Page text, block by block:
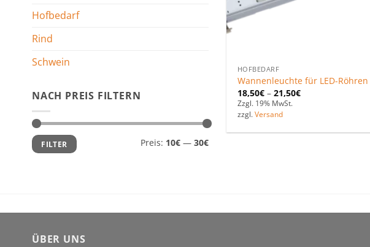
Hofbedarf
Rind
Schwein
NACH PREIS FILTERN
Min.
Preis
Max.
Preis
FILTER Preis: 10€— 30€
HOFBEDARF
Wannenleuchte für LED-Röhren
18,50€– 21,50€
Zzgl. 19% MwSt.
zzgl. Versand
ÜBER UNS